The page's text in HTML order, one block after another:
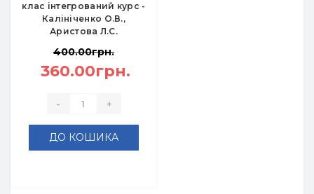
клас інтегрований курс -
Калініченко О.В.,
Аристова Л.С.
400.00грн.
360.00грн.
- +
ДО КОШИКА